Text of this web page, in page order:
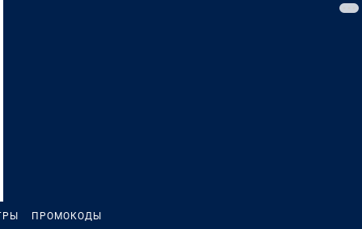
ПРОМОКОДЫ